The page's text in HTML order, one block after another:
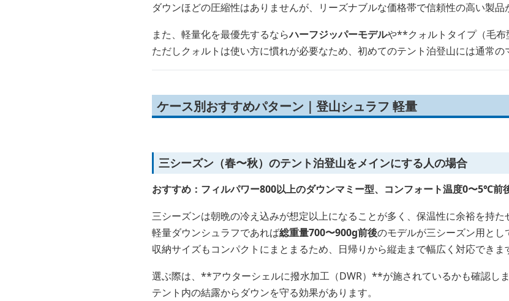
ダウンほどの圧縮性はありませんが、リーズナブルな価格帯で信頼性の高い製品
また、軽量化を最優先するならハーフジッパーモデルや**クォルトタイプ（毛布
ただしクォルトは使い方に慣れが必要なため、初めてのテント泊登山には通常の
ケース別おすすめパターン｜登山シュラフ 軽量
三シーズン（春〜秋）のテント泊登山をメインにする人の場合
おすすめ：フィルパワー800以上のダウンマミー型、コンフォート温度0〜5℃前
三シーズンは朝晩の冷え込みが想定以上になることが多く、保温性に余裕を持た
軽量ダウンシュラフであれば総重量700〜900g前後のモデルが三シーズン用とし
収納サイズもコンパクトにまとまるため、日帰りから縦走まで幅広く対応できま
選ぶ際は、**アウターシェルに撥水加工（DWR）**が施されているかも確認しま
テント内の結露からダウンを守る効果があります。